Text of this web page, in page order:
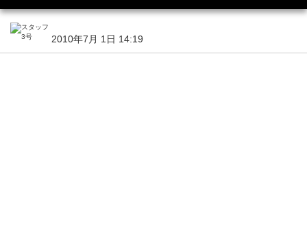
2010年7月 1日 14:19